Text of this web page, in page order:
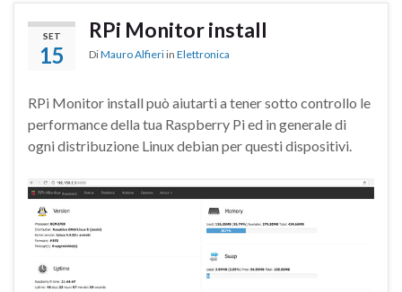
SET
15
RPi Monitor install
DiMauro Alfieri in Elettronica
RPi Monitor install può aiutarti a tener sotto controllo le
performance della tua Raspberry Pi ed in generale di
ogni distribuzione Linux debian per questi dispositivi.